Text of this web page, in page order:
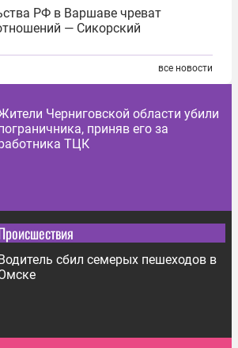
РФ в Варшаве чреват
— Сикорский
все новости
Черниговской области убили
приняв его за
ТЦК
сбил семерых пешеходов в